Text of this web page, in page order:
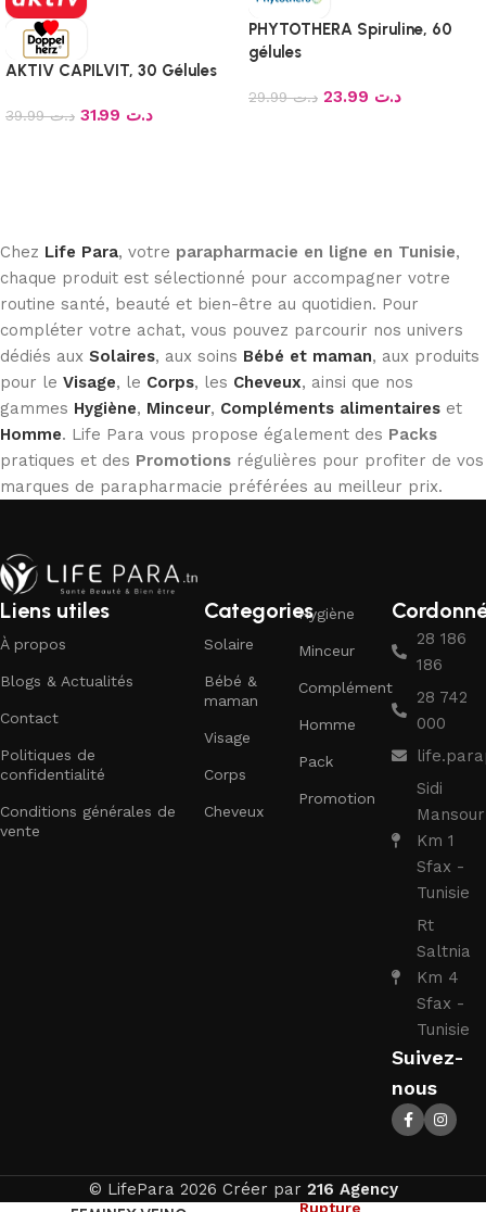
AKTIV CAPILVIT, 30 Gélules
د.ت39.99 د.ت
PHYTOTHERA Spiruline, 60
gélules
د.ت29.99 د.ت
Chez Life Para, votre parapharmacie en ligne en Tunisie,
chaque produit est sélectionné pour accompagner votre
routine santé, beauté et bien-être au quotidien. Pour
compléter votre achat, vous pouvez parcourir nos univers
dédiés aux Solaires, aux soins Bébé et maman, aux produits
pour le Visage, le Corps, les Cheveux, ainsi que nos
gammes Hygiène, Minceur, Compléments alimentaires et
Homme. Life Para vous propose également des Packs
pratiques et des Promotions régulières pour profiter de vos
marques de parapharmacie préférées au meilleur prix.
Liens utiles
À propos
Blogs & Actualités
Contact
Politiques de
confidentialité
Conditions générales de
vente
Categories
Solaire
Bébé &
maman
Visage
Corps
Cheveux
Hygiène
Minceur
Complément
Homme
Pack
Promotion
28 186
186
28 742
000
Sidi
Mansour
Km 1
Sfax -
Tunisie
Rt
Saltnia
Km 4
Sfax -
Tunisie
Suivez-
nous
© LifePara 2026 Créer par 216 Agency
Rupture